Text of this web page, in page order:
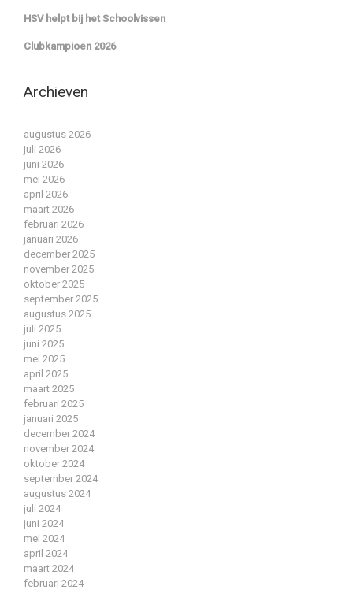
HSV helpt bij het Schoolvissen
Clubkampioen 2026
Archieven
augustus 2026
juli 2026
juni 2026
mei 2026
april 2026
maart 2026
februari 2026
januari 2026
december 2025
november 2025
oktober 2025
september 2025
augustus 2025
juli 2025
juni 2025
mei 2025
april 2025
maart 2025
februari 2025
januari 2025
december 2024
november 2024
oktober 2024
september 2024
augustus 2024
juli 2024
juni 2024
mei 2024
april 2024
maart 2024
februari 2024